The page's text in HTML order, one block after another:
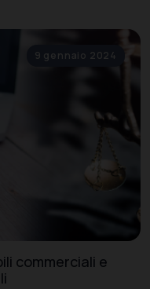
9 gennaio 2024
commerciali e